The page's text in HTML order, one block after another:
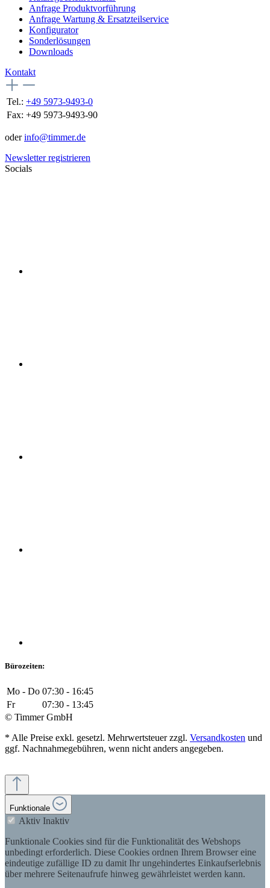
Anfrage Produktvorführung
Anfrage Wartung & Ersatzteilservice
Konfigurator
Sonderlösungen
Downloads
Kontakt
Tel.: +49 5973-9493-0
Fax: +49 5973-9493-90
oderinfo@timmer.de
Newsletter registrieren
Socials
Bürozeiten:
Mo - Do 07:30 - 16:45
Fr
07:30 - 13:45
© Timmer GmbH
* Alle Preise exkl. gesetzl. Mehrwertsteuer zzgl. Versandkosten und
ggf. Nachnahmegebühren, wenn nicht anders angegeben.
Funktionale
Aktiv Inaktiv
Funktionale Cookies sind für die Funktionalität des Webshops
unbedingt erforderlich. Diese Cookies ordnen Ihrem Browser eine
eindeutige zufällige ID zu damit Ihr ungehindertes Einkaufserlebnis
über mehrere Seitenaufrufe hinweg gewährleistet werden kann.